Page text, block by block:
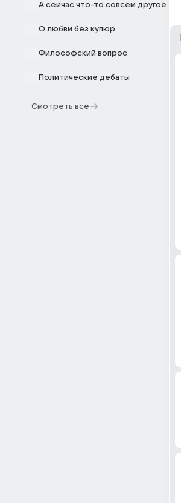
А сейчас что-то совсем другое
О любви без купюр
Философский вопрос
Политические дебаты
Смотреть все